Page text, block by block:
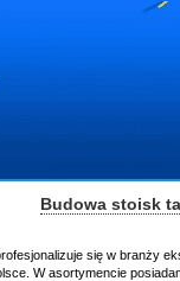
Budowa stoisk
się w branży
W asortymencie